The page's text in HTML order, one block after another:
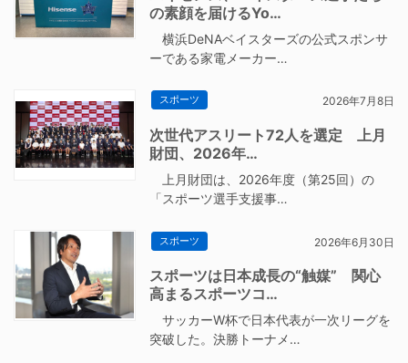
の素顔を届けるYo…
横浜DeNAベイスターズの公式スポンサ
ーである家電メーカー…
スポーツ 2026年7月8日
次世代アスリート72人を選定 上月
財団、2026年…
上月財団は、2026年度（第25回）の
「スポーツ選手支援事…
スポーツ 2026年6月30日
スポーツは日本成長の“触媒” 関心
高まるスポーツコ…
サッカーW杯で日本代表が一次リーグを
突破した。決勝トーナメ…